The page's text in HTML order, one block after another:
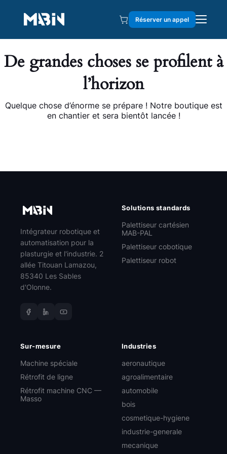
Réserver un appel
De grandes choses se profilent à
l’horizon
Quelque chose d’énorme se prépare ! Notre boutique est
en chantier et sera bientôt lancée !
Intégrateur robotique et
automatisation pour la
plasturgie et l'industrie. 2
allée Titouan Lamazou,
85340 Les Sables
d'Olonne.
Solutions standards
Palettiseur cartésien
MAB-PAL
Palettiseur cobotique
Palettiseur robot
Sur-mesure
Machine spéciale
Rétrofit de ligne
Rétrofit machine CNC —
Masso
Industries
aeronautique
agroalimentaire
automobile
bois
cosmetique-hygiene
industrie-generale
mecanique